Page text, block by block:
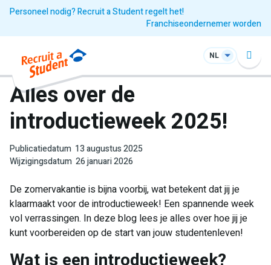
Personeel nodig? Recruit a Student regelt het!
Franchiseondernemer worden
NL
Alles over de
introductieweek 2025!
Publicatiedatum 13 augustus 2025
Wijzigingsdatum 26 januari 2026
De zomervakantie is bijna voorbij, wat betekent dat jij je
klaarmaakt voor de introductieweek! Een spannende week
vol verrassingen. In deze blog lees je alles over hoe jij je
kunt voorbereiden op de start van jouw studentenleven!